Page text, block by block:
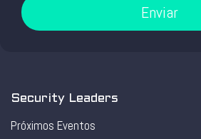
Enviar
Security Leaders
Próximos Eventos